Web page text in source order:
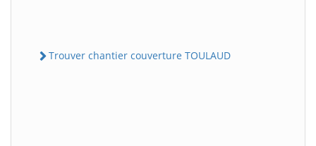
Trouver chantier couverture TOULAUD